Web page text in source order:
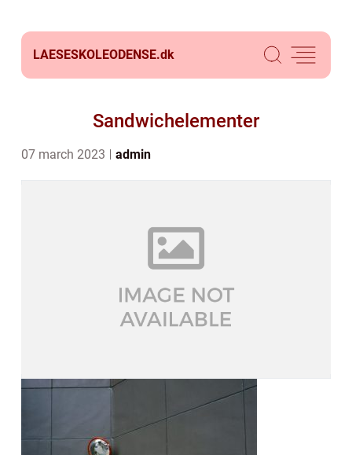
LAESESKOLEODENSE.dk
Sandwichelementer
07 march 2023 admin